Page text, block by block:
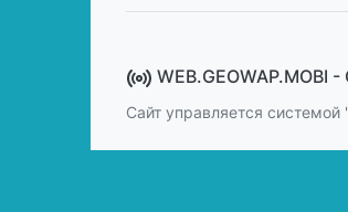
WEB.GEOWAP.MOBI
Сайт управляется системой